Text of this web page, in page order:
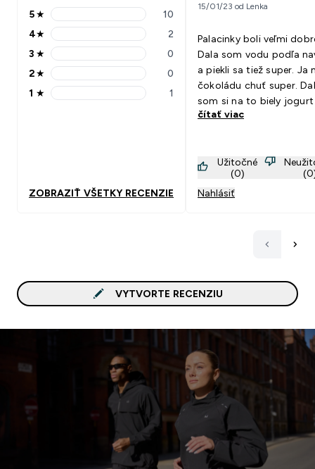
5 stars rating 10 reviews
5★ 10
4 stars rating 2 reviews
4★ 2
3 stars rating 0 reviews
3 ★ 0
2 stars rating 0 reviews
2★ 0
1 stars rating 1 reviews
1 ★ 1
ZOBRAZIŤ VŠETKY RECENZIE
15/01/23 od Lenka
Palacinky boli veľmi
Dala som vodu podľa
a piekli sa tiež super. Ja
čokoládu chuť super.
som si na to biely jogurt
banánovým flaw drops
čítať viac
Užitočné
(0)
Nahlásiť
VYTVORTE RECENZIU